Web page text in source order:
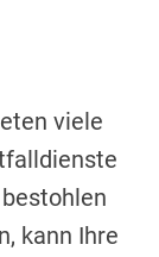
viele
kann Ihre